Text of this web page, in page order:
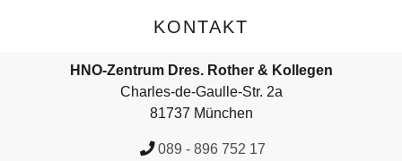
KONTAKT
HNO-Zentrum Dres. Rother & Kollegen
Charles-de-Gaulle-Str. 2a
81737 München
089 - 896 752 17